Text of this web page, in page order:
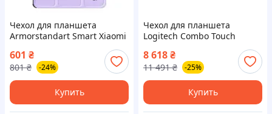
Чехол для планшета
Armorstandart Smart Xiaomi
(ARM85498)
601 ₴
801 ₴ -24%
Купить
Чехол для планшета
Logitech Combo Touch
Gen 2022 Oxford Gray (L920-
011382)
8 618₴
11 491 ₴ -25%
Купить